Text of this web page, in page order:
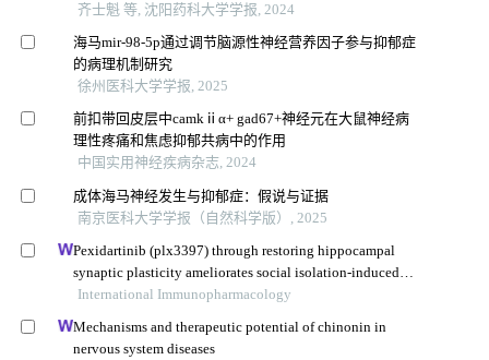
齐士魁 等, 沈阳药科大学学报, 2024
海马mir-98-5p通过调节脑源性神经营养因子参与抑郁症
的病理机制研究
徐州医科大学学报, 2025
前扣带回皮层中camkⅱα+ gad67+神经元在大鼠神经病
理性疼痛和焦虑抑郁共病中的作用
中国实用神经疾病杂志, 2024
成体海马神经发生与抑郁症：假说与证据
南京医科大学学报（自然科学版）, 2025
Pexidartinib (plx3397) through restoring hippocampal
synaptic plasticity ameliorates social isolation-induced
mood disorders
International Immunopharmacology
Mechanisms and therapeutic potential of chinonin in
nervous system diseases